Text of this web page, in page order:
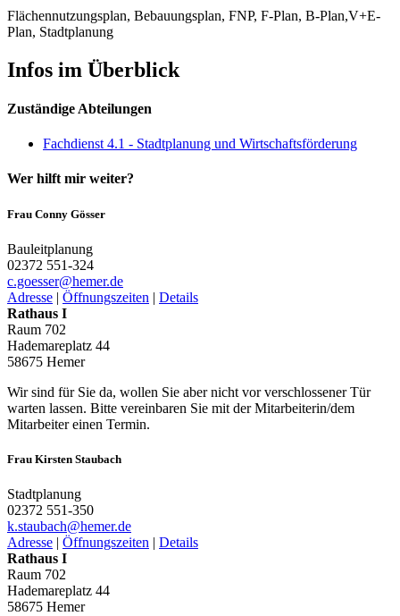
Flächennutzungsplan, Bebauungsplan, FNP, F-Plan, B-Plan,V+E-
Plan, Stadtplanung
Infos im Überblick
Zuständige Abteilungen
Fachdienst 4.1 - Stadtplanung und Wirtschaftsförderung
Wer hilft mir weiter?
Frau Conny Gösser
Bauleitplanung
02372 551-324
c.goesser@­hemer.de
Adresse | Öffnungszeiten | Details
Rathaus I
Raum 702
Hademareplatz 44
58675 Hemer
Wir sind für Sie da, wollen Sie aber nicht vor verschlossener Tür
warten lassen. Bitte vereinbaren Sie mit der Mitarbeiterin/dem
Mitarbeiter einen Termin.
Frau Kirsten Staubach
Stadtplanung
02372 551-350
k.staubach@­hemer.de
Adresse | Öffnungszeiten | Details
Rathaus I
Raum 702
Hademareplatz 44
58675 Hemer